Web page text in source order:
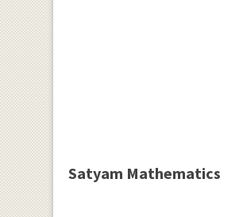
Satyam Mathematics